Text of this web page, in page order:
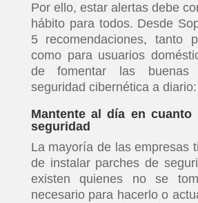
Por ello, estar alertas debe
hábito para todos. Desde
5 recomendaciones, tanto
como para usuarios
de fomentar las buenas
seguridad cibernética a diario:
Mantente al día en cuanto
seguridad
La mayoría de las empresas
de instalar parches de
existen quienes no se
necesario para hacerlo o